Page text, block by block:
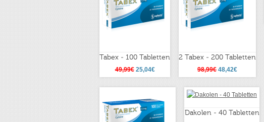
Tabex - 100 Tabletten
49,99€ 25,04€
2 Tabex - 200 Tabletten
98,99€ 48,42€
Dakolen - 40 Tabletten